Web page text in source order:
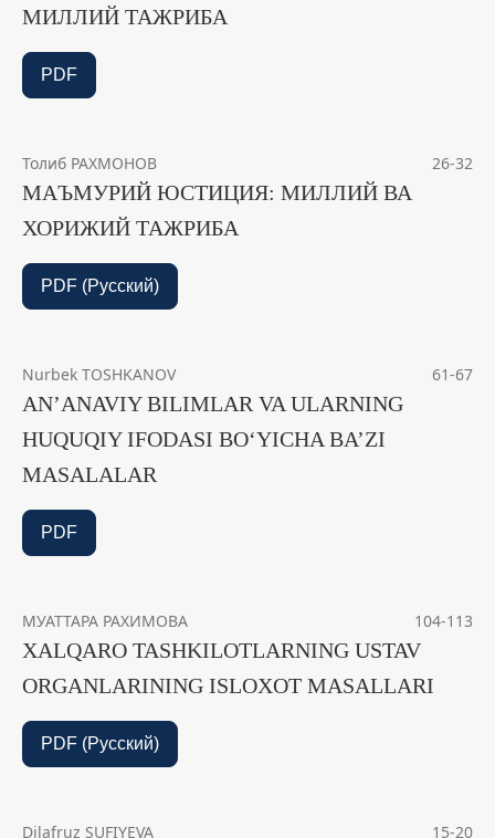
МИЛЛИЙ ТАЖРИБА
PDF
Толиб РАХМОНОВ 26-32
МАЪМУРИЙ ЮСТИЦИЯ: МИЛЛИЙ ВА
ХОРИЖИЙ ТАЖРИБА
PDF (Русский)
Nurbek TOSHKANOV 61-67
AN’ANAVIY BILIMLAR VA ULARNING
HUQUQIY IFODASI BO‘YICHA BA’ZI
MASALALAR
PDF
МУАТТАРА РАХИМОВА 104-113
XALQARO TASHKILOTLARNING USTAV
ORGANLARINING ISLOXOT MASALLARI
PDF (Русский)
Dilafruz SUFIYEVA 15-20